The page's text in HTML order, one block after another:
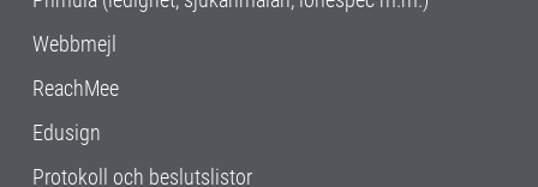
Webbmejl
ReachMee
Edusign
Protokoll och beslutslistor